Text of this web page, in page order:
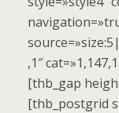
,1″
[thb_gap
[thb_postgrid